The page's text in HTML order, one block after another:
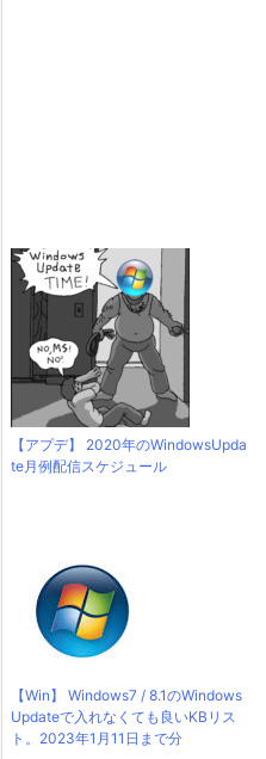
【アプデ】 2020年のWindowsUpda
te月例配信スケジュール
【Win】 Windows7 / 8.1のWindows
Updateで入れなくても良いKBリス
ト。2023年1月11日まで分